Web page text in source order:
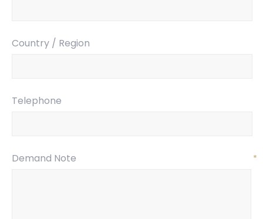
Country / Region
Telephone
Demand Note *